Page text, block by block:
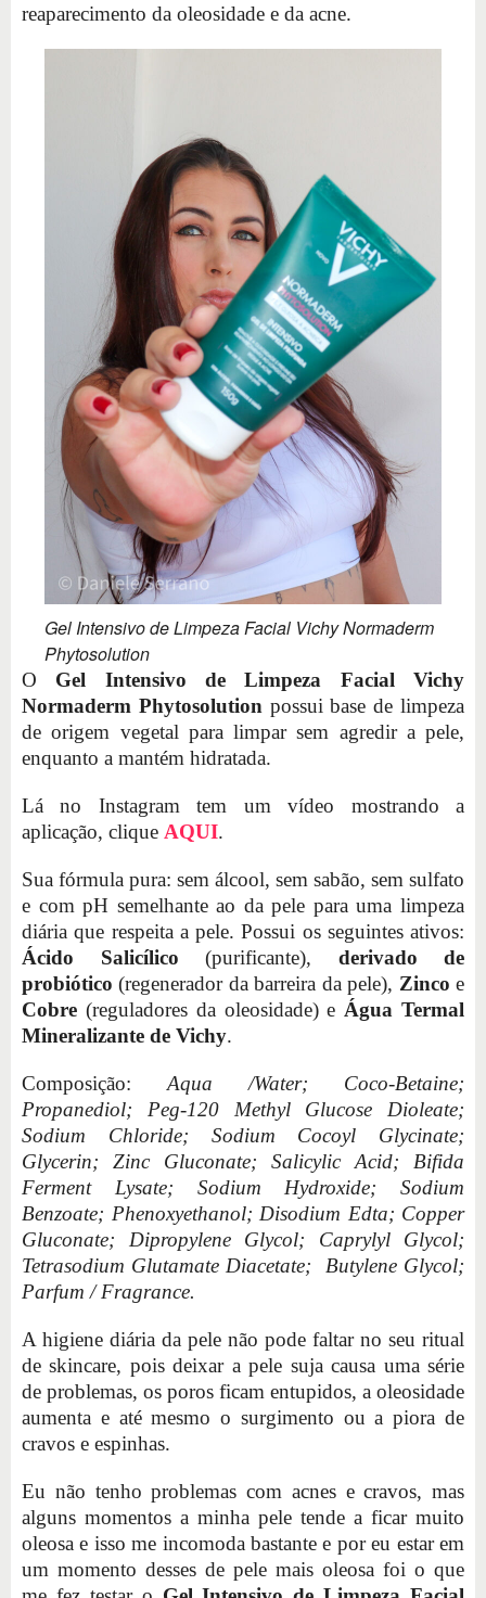
reaparecimento da oleosidade e da acne.
Gel Intensivo de Limpeza Facial Vichy Normaderm
Phytosolution
O Gel Intensivo de Limpeza Facial Vichy
Normaderm Phytosolution possui base de limpeza
de origem vegetal para limpar sem agredir a pele,
enquanto a mantém hidratada.
Lá no Instagram tem um vídeo mostrando a
aplicação, clique AQUI.
Sua fórmula pura: sem álcool, sem sabão, sem sulfato
e com pH semelhante ao da pele para uma limpeza
diária que respeita a pele. Possui os seguintes ativos:
Ácido Salicílico (purificante), derivado de
probiótico (regenerador da barreira da pele), Zinco e
Cobre (reguladores da oleosidade) e Água Termal
Mineralizante de Vichy.
Composição: Aqua /Water; Coco-Betaine;
Propanediol; Peg-120 Methyl Glucose Dioleate;
Sodium Chloride; Sodium Cocoyl Glycinate;
Glycerin; Zinc Gluconate; Salicylic Acid; Bifida
Ferment Lysate; Sodium Hydroxide; Sodium
Benzoate; Phenoxyethanol; Disodium Edta; Copper
Gluconate; Dipropylene Glycol; Caprylyl Glycol;
Tetrasodium Glutamate Diacetate; Butylene Glycol;
Parfum / Fragrance.
A higiene diária da pele não pode faltar no seu ritual
de skincare, pois deixar a pele suja causa uma série
de problemas, os poros ficam entupidos, a oleosidade
aumenta e até mesmo o surgimento ou a piora de
cravos e espinhas.
Eu não tenho problemas com acnes e cravos, mas
alguns momentos a minha pele tende a ficar muito
oleosa e isso me incomoda bastante e por eu estar em
um momento desses de pele mais oleosa foi o que